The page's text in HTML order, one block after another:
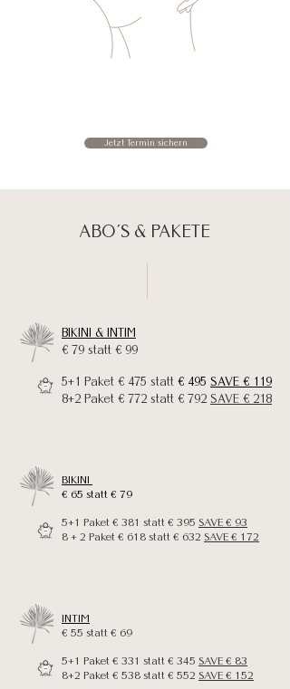
Jetzt Termin sichern
ABO´S & PAKETE
BIKINI & INTIM
€ 79 statt € 99
5+1 Paket € 475 statt € 495 SAVE € 119
8+2 Paket € 772 statt € 792 SAVE € 218
BIKINI
€ 65 statt € 79
5+1 Paket € 381 statt € 395 SAVE € 93
8 + 2 Paket € 618 statt € 632 SAVE € 172
INTIM
€ 55 statt € 69
5+1 Paket € 331 statt € 345 SAVE € 83
8+2 Paket € 538 statt € 552 SAVE € 152